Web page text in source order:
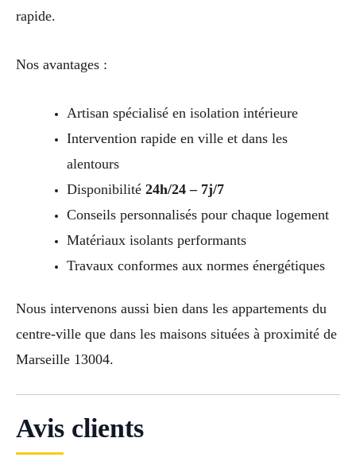
rapide.
Nos avantages :
Artisan spécialisé en isolation intérieure
Intervention rapide en ville et dans les
alentours
Disponibilité 24h/24 – 7j/7
Conseils personnalisés pour chaque logement
Matériaux isolants performants
Travaux conformes aux normes énergétiques
Nous intervenons aussi bien dans les appartements du
centre-ville que dans les maisons situées à proximité de
Marseille 13004.
Avis clients